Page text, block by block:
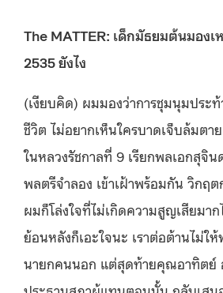
The MATTER: เด็กมัธยมต้นมอง
2535 ยังไง
(เงียบคิด) ผมมองว่าการชุมนุมประท้
ชีวิต ไม่อยากเห็นใครบาดเจ็บล้มตา
ในหลวงรัชกาลที่ 9 เรียกพลเอกสุจิน
พลตรีจำลอง เข้าเฝ้าพร้อมกัน วิกฤ
ผมก็โล่งใจที่ไม่เกิดความสูญเสียมา
ย้อนหลังก็เอะใจนะ เราต่อต้านไม่ใ
นายกคนนอก แต่สุดท้ายคุณอาทิตย์